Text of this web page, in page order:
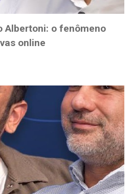
Albertoni: o fenômeno
online